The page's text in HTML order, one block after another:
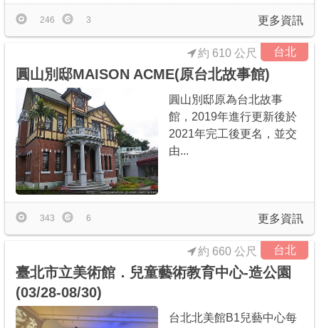
更多資訊
246 3
台北
約 610 公尺
圓山別邸MAISON ACME(原台北故事館)
圓山別邸原為台北故事
館，2019年進行更新後於
2021年完工後更名，並交
由...
更多資訊
343 6
台北
約 660 公尺
臺北市立美術館．兒童藝術教育中心-造公園
(03/28-08/30)
台北北美館B1兒藝中心每